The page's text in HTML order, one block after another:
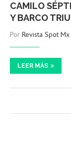
CAMILO
Y BARCO
Por Revista Spot Mx
LEER MÁS